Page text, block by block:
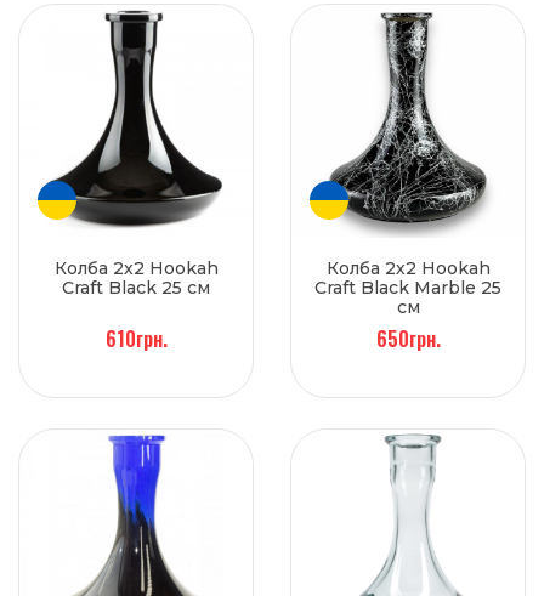
Колба 2х2 Hookah
Craft Black 25 см
610грн.
Колба 2х2 Hookah
Craft Black Marble 25
см
650грн.